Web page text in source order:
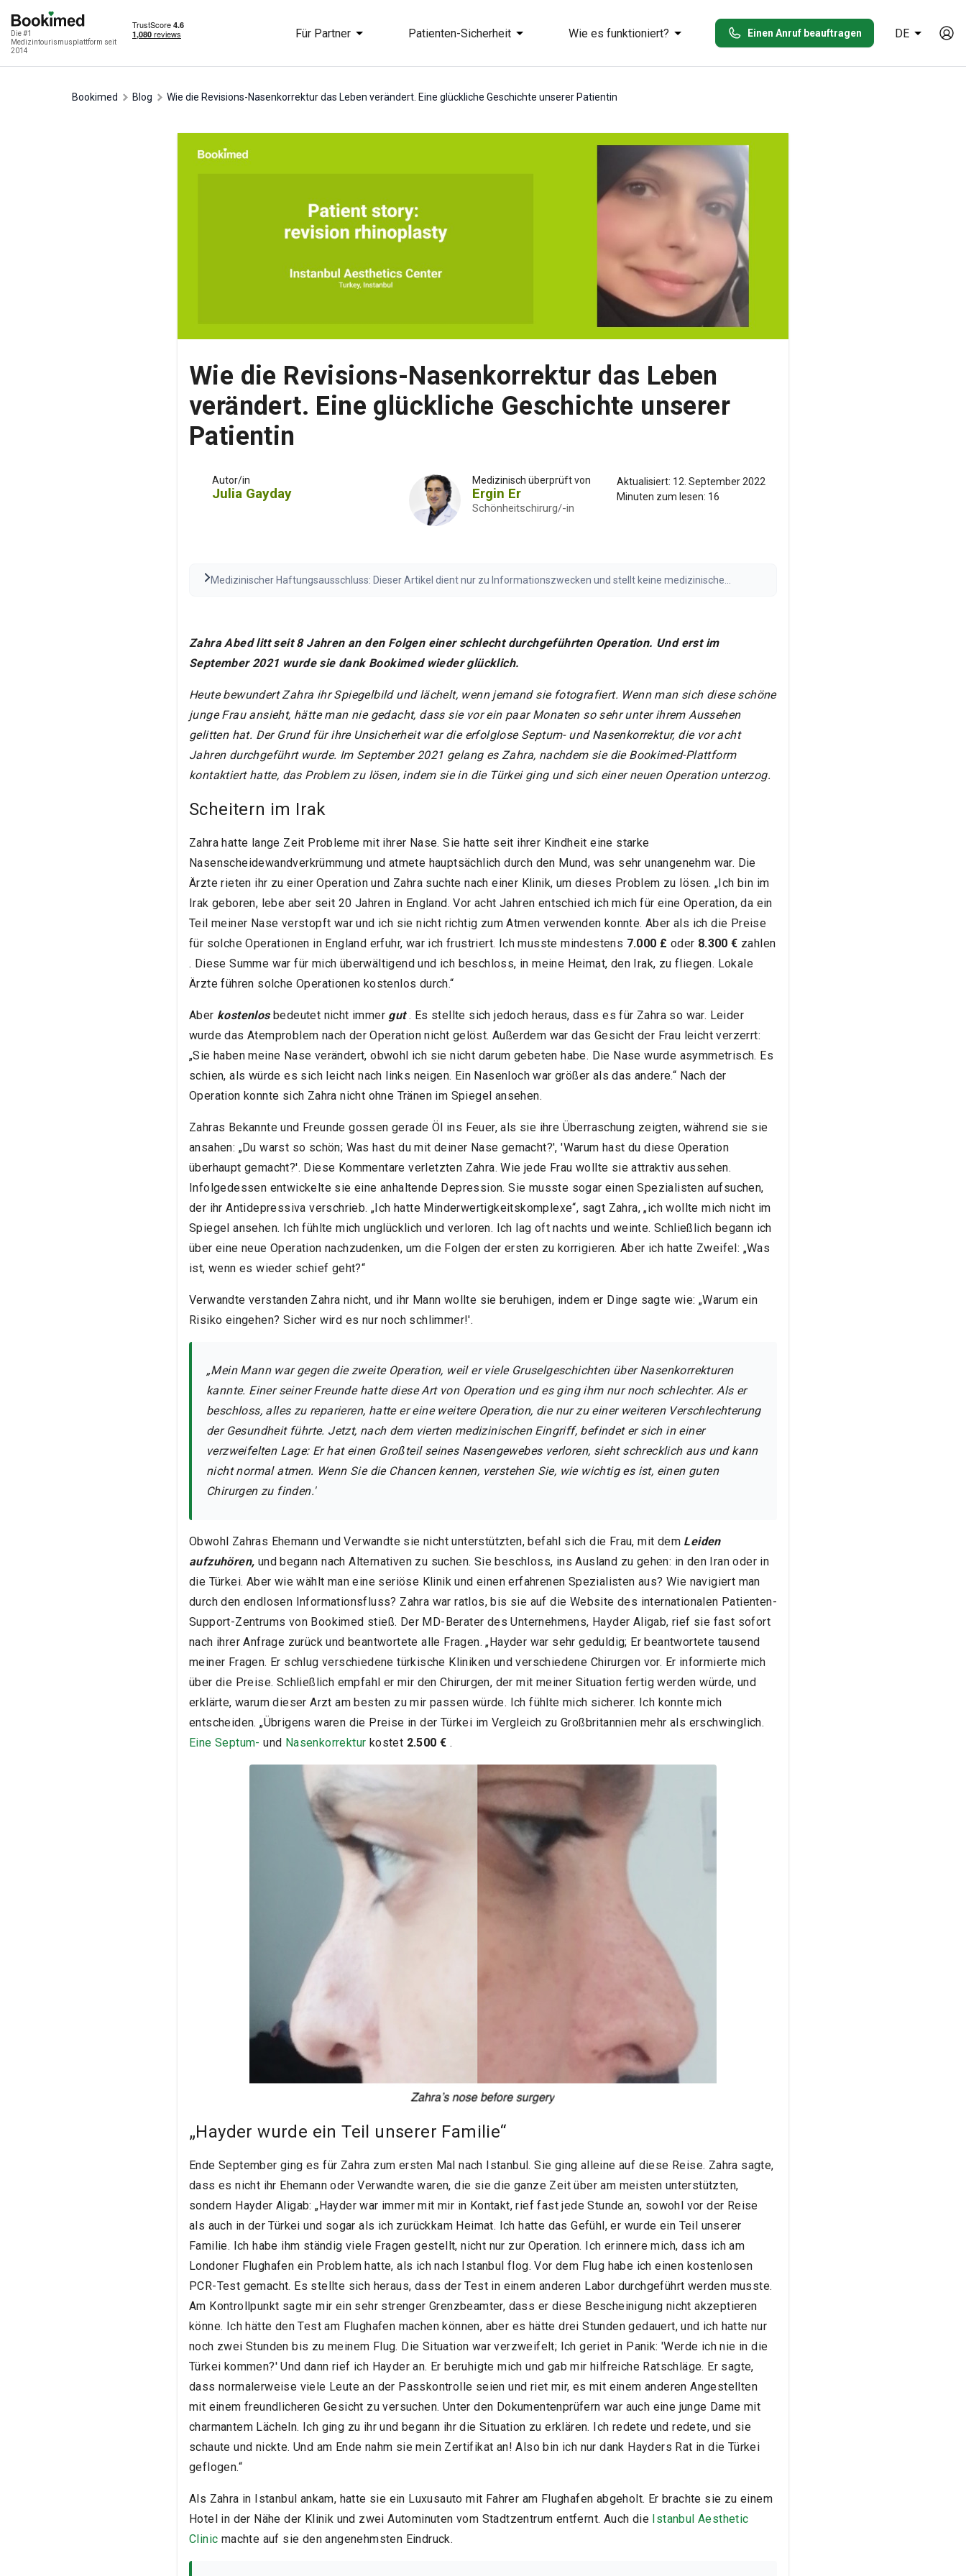
Die #1
Medizintourismusplattform seit
2014
Für Partner Patienten-Sicherheit Wie es funktioniert? Einen Anruf beauftragen DE
Bookimed Blog Wie die Revisions-Nasenkorrektur das Leben verändert. Eine glückliche Geschichte unserer Patientin
Wie die Revisions-Nasenkorrektur das Leben
verändert. Eine glückliche Geschichte unserer
Patientin
Autor/in
Julia Gayday
Medizinisch überprüft von
Ergin Er
Schönheitschirurg/-in
Aktualisiert: 12. September 2022
Minuten zum lesen: 16
Medizinischer Haftungsausschluss: Dieser Artikel dient nur zu Informationszwecken und stellt keine medizinische
Zahra Abed litt seit 8 Jahren an den Folgen einer schlecht durchgeführten Operation. Und erst im
September 2021 wurde sie dank Bookimed wieder glücklich.
Heute bewundert Zahra ihr Spiegelbild und lächelt, wenn jemand sie fotografiert. Wenn man sich diese schöne
junge Frau ansieht, hätte man nie gedacht, dass sie vor ein paar Monaten so sehr unter ihrem Aussehen
gelitten hat. Der Grund für ihre Unsicherheit war die erfolglose Septum- und Nasenkorrektur, die vor acht
Jahren durchgeführt wurde. Im September 2021 gelang es Zahra, nachdem sie die Bookimed-Plattform
kontaktiert hatte, das Problem zu lösen, indem sie in die Türkei ging und sich einer neuen Operation unterzog.
Scheitern im Irak
Zahra hatte lange Zeit Probleme mit ihrer Nase. Sie hatte seit ihrer Kindheit eine starke
Nasenscheidewandverkrümmung und atmete hauptsächlich durch den Mund, was sehr unangenehm war. Die
Ärzte rieten ihr zu einer Operation und Zahra suchte nach einer Klinik, um dieses Problem zu lösen. „Ich bin im
Irak geboren, lebe aber seit 20 Jahren in England. Vor acht Jahren entschied ich mich für eine Operation, da ein
Teil meiner Nase verstopft war und ich sie nicht richtig zum Atmen verwenden konnte. Aber als ich die Preise
für solche Operationen in England erfuhr, war ich frustriert. Ich musste mindestens 7.000 £ oder 8.300 € zahlen
. Diese Summe war für mich überwältigend und ich beschloss, in meine Heimat, den Irak, zu fliegen. Lokale
Ärzte führen solche Operationen kostenlos durch.“
Aber kostenlosbedeutet nicht immer gut. Es stellte sich jedoch heraus, dass es für Zahra so war. Leider
wurde das Atemproblem nach der Operation nicht gelöst. Außerdem war das Gesicht der Frau leicht verzerrt:
„Sie haben meine Nase verändert, obwohl ich sie nicht darum gebeten habe. Die Nase wurde asymmetrisch. Es
schien, als würde es sich leicht nach links neigen. Ein Nasenloch war größer als das andere.“ Nach der
Operation konnte sich Zahra nicht ohne Tränen im Spiegel ansehen.
Zahras Bekannte und Freunde gossen gerade Öl ins Feuer, als sie ihre Überraschung zeigten, während sie sie
ansahen: „Du warst so schön; Was hast du mit deiner Nase gemacht?', 'Warum hast du diese Operation
überhaupt gemacht?'. Diese Kommentare verletzten Zahra. Wie jede Frau wollte sie attraktiv aussehen.
Infolgedessen entwickelte sie eine anhaltende Depression. Sie musste sogar einen Spezialisten aufsuchen,
der ihr Antidepressiva verschrieb. „Ich hatte Minderwertigkeitskomplexe“, sagt Zahra, „ich wollte mich nicht im
Spiegel ansehen. Ich fühlte mich unglücklich und verloren. Ich lag oft nachts und weinte. Schließlich begann ich
über eine neue Operation nachzudenken, um die Folgen der ersten zu korrigieren. Aber ich hatte Zweifel: „Was
ist, wenn es wieder schief geht?“
Verwandte verstanden Zahra nicht, und ihr Mann wollte sie beruhigen, indem er Dinge sagte wie: „Warum ein
Risiko eingehen? Sicher wird es nur noch schlimmer!'.
„Mein Mann war gegen die zweite Operation, weil er viele Gruselgeschichten über Nasenkorrekturen
kannte. Einer seiner Freunde hatte diese Art von Operation und es ging ihm nur noch schlechter. Als er
beschloss, alles zu reparieren, hatte er eine weitere Operation, die nur zu einer weiteren Verschlechterung
der Gesundheit führte. Jetzt, nach dem vierten medizinischen Eingriff, befindet er sich in einer
verzweifelten Lage: Er hat einen Großteil seines Nasengewebes verloren, sieht schrecklich aus und kann
nicht normal atmen. Wenn Sie die Chancen kennen, verstehen Sie, wie wichtig es ist, einen guten
Chirurgen zu finden.'
Obwohl Zahras Ehemann und Verwandte sie nicht unterstützten, befahl sich die Frau, mit dem Leiden
aufzuhören, und begann nach Alternativen zu suchen. Sie beschloss, ins Ausland zu gehen: in den Iran oder in
die Türkei. Aber wie wählt man eine seriöse Klinik und einen erfahrenen Spezialisten aus? Wie navigiert man
durch den endlosen Informationsfluss? Zahra war ratlos, bis sie auf die Website des internationalen Patienten-
Support-Zentrums von Bookimed stieß. Der MD-Berater des Unternehmens, Hayder Aligab, rief sie fast sofort
nach ihrer Anfrage zurück und beantwortete alle Fragen. „Hayder war sehr geduldig; Er beantwortete tausend
meiner Fragen. Er schlug verschiedene türkische Kliniken und verschiedene Chirurgen vor. Er informierte mich
über die Preise. Schließlich empfahl er mir den Chirurgen, der mit meiner Situation fertig werden würde, und
erklärte, warum dieser Arzt am besten zu mir passen würde. Ich fühlte mich sicherer. Ich konnte mich
entscheiden. „Übrigens waren die Preise in der Türkei im Vergleich zu Großbritannien mehr als erschwinglich.
Eine Septum- und Nasenkorrektur kostet 2.500 € .
„Hayder wurde ein Teil unserer Familie“
Ende September ging es für Zahra zum ersten Mal nach Istanbul. Sie ging alleine auf diese Reise. Zahra sagte,
dass es nicht ihr Ehemann oder Verwandte waren, die sie die ganze Zeit über am meisten unterstützten,
sondern Hayder Aligab: „Hayder war immer mit mir in Kontakt, rief fast jede Stunde an, sowohl vor der Reise
als auch in der Türkei und sogar als ich zurückkam Heimat. Ich hatte das Gefühl, er wurde ein Teil unserer
Familie. Ich habe ihm ständig viele Fragen gestellt, nicht nur zur Operation. Ich erinnere mich, dass ich am
Londoner Flughafen ein Problem hatte, als ich nach Istanbul flog. Vor dem Flug habe ich einen kostenlosen
PCR-Test gemacht. Es stellte sich heraus, dass der Test in einem anderen Labor durchgeführt werden musste.
Am Kontrollpunkt sagte mir ein sehr strenger Grenzbeamter, dass er diese Bescheinigung nicht akzeptieren
könne. Ich hätte den Test am Flughafen machen können, aber es hätte drei Stunden gedauert, und ich hatte nur
noch zwei Stunden bis zu meinem Flug. Die Situation war verzweifelt; Ich geriet in Panik: 'Werde ich nie in die
Türkei kommen?' Und dann rief ich Hayder an. Er beruhigte mich und gab mir hilfreiche Ratschläge. Er sagte,
dass normalerweise viele Leute an der Passkontrolle seien und riet mir, es mit einem anderen Angestellten
mit einem freundlicheren Gesicht zu versuchen. Unter den Dokumentenprüfern war auch eine junge Dame mit
charmantem Lächeln. Ich ging zu ihr und begann ihr die Situation zu erklären. Ich redete und redete, und sie
schaute und nickte. Und am Ende nahm sie mein Zertifikat an! Also bin ich nur dank Hayders Rat in die Türkei
geflogen.“
Als Zahra in Istanbul ankam, hatte sie ein Luxusauto mit Fahrer am Flughafen abgeholt. Er brachte sie zu einem
Hotel in der Nähe der Klinik und zwei Autominuten vom Stadtzentrum entfernt. Auch die Istanbul Aesthetic
Clinic machte auf sie den angenehmsten Eindruck.